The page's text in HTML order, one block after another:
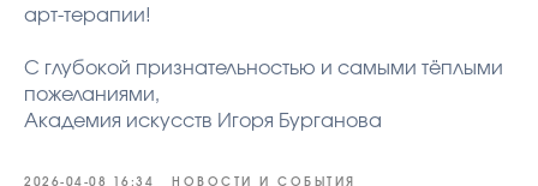
арт‑терапии!
С глубокой признательностью и самыми тёплыми
пожеланиями,
Академия искусств Игоря Бурганова
2026-04-08 16:34 НОВОСТИ И СОБЫТИЯ